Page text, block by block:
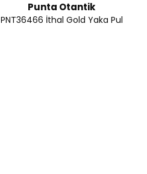
Punta Otantik
PNT36466 İthal Gold Yaka Pul